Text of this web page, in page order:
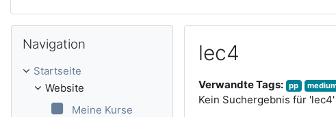
lec4
Verwandte Tags: pp
Kein Suchergebnis für 'lec4'
Navigation
Startseite
Website
Meine Kurse